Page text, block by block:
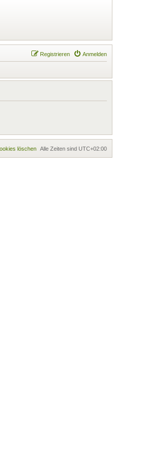
Anmelden
Registrieren
Alle Zeiten sind UTC+02:00
löschen